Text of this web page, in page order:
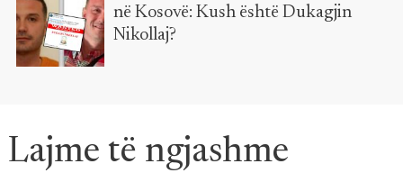
në Kosovë: Kush është Dukagjin
Nikollaj?
Lajme të ngjashme